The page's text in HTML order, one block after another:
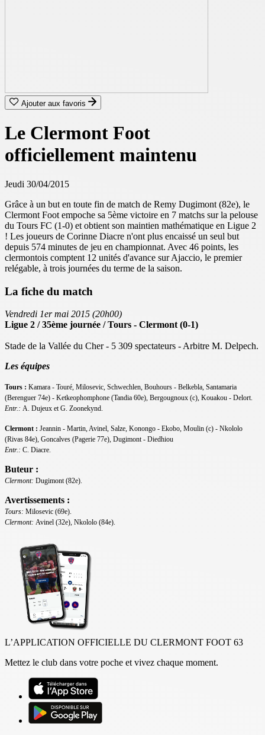
Ajouter aux favoris
Le Clermont Foot
officiellement maintenu
Jeudi 30/04/2015
Grâce à un but en toute fin de match de Remy Dugimont (82e), le
Clermont Foot empoche sa 5ème victoire en 7 matchs sur la pelouse
du Tours FC (1-0) et obtient son maintien mathématique en Ligue 2
! Les joueurs de Corinne Diacre n'ont plus encaissé un seul but
depuis 574 minutes de jeu en championnat. Avec 46 points, les
clermontois comptent 12 unités d'avance sur Ajaccio, le premier
relégable, à trois journées du terme de la saison.
La fiche du match
Vendredi 1er mai 2015 (20h00)
Ligue 2 / 35ème journée / Tours - Clermont (0-1)
Stade de la Vallée du Cher - 5 309 spectateurs - Arbitre M. Delpech.
Les équipes
Tours : Kamara - Touré, Milosevic, Schwechlen, Bouhours - Belkebla, Santamaria
(Berenguer 74e) - Ketkeophomphone (Tandia 60e), Bergougnoux (c), Kouakou - Delort.
Entr.: A. Dujeux et G. Zoonekynd.
Clermont : Jeannin - Martin, Avinel, Salze, Konongo - Ekobo, Moulin (c) - Nkololo
(Rivas 84e), Goncalves (Pagerie 77e), Dugimont - Diedhiou
Entr.: C. Diacre.
Buteur :
Clermont: Dugimont (82e).
Avertissements :
Tours: Milosevic (69e).
Clermont: Avinel (32e), Nkololo (84e).
L’APPLICATION OFFICIELLE DU CLERMONT FOOT 63
Mettez le club dans votre poche et vivez chaque moment.